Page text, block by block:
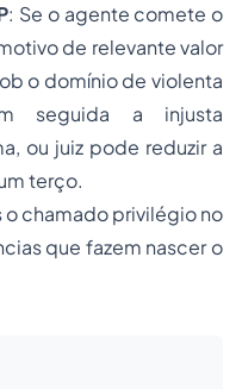
: Se o agente comete o
de relevante valor
o domínio de violenta
seguida a injusta
ou juiz pode reduzir a
terço.
o chamado privilégio no
que fazem nascer o